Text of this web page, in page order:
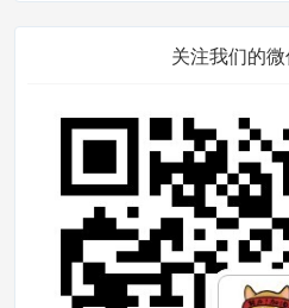
件。程序重新打开日志
径而不是inode编号，
什么方式通知程序我重
粗暴的方法是杀死进程
这种作法会影响在线
提供了重新打开日志的
信号通知nginx。各种
关注我们的